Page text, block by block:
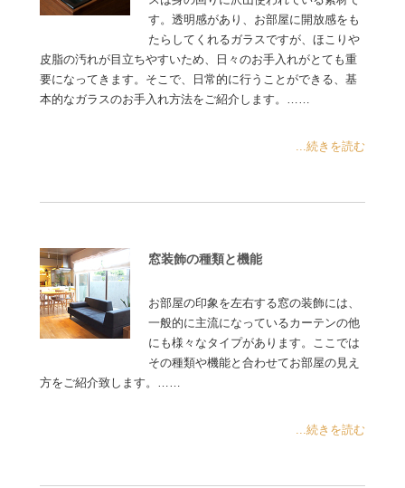
す。透明感があり、お部屋に開放感をも
たらしてくれるガラスですが、ほこりや
皮脂の汚れが目立ちやすいため、日々のお手入れがとても重
要になってきます。そこで、日常的に行うことができる、基
本的なガラスのお手入れ方法をご紹介します。……
...続きを読む
窓装飾の種類と機能
お部屋の印象を左右する窓の装飾には、
一般的に主流になっているカーテンの他
にも様々なタイプがあります。ここでは
その種類や機能と合わせてお部屋の見え
方をご紹介致します。……
...続きを読む